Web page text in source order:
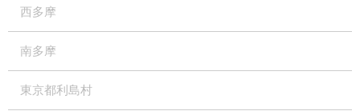
西多摩
南多摩
東京都利島村